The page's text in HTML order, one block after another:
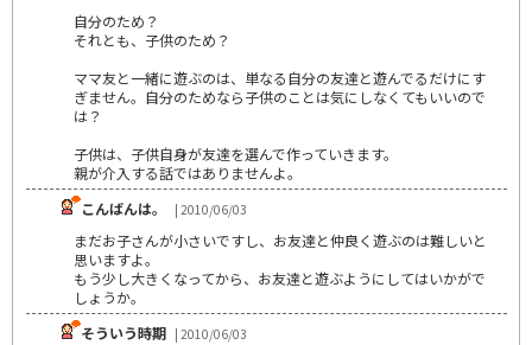
自分のため？
それとも、子供のため？
ママ友と一緒に遊ぶのは、単なる自分の友達と遊んでるだけにす
ぎません。自分のためなら子供のことは気にしなくてもいいので
は？
子供は、子供自身が友達を選んで作っていきます。
親が介入する話ではありませんよ。
こんばんは。
| 2010/06/03
まだお子さんが小さいですし、お友達と仲良く遊ぶのは難しいと
思いますよ。
もう少し大きくなってから、お友達と遊ぶようにしてはいかがで
しょうか。
そういう時期 | 2010/06/03